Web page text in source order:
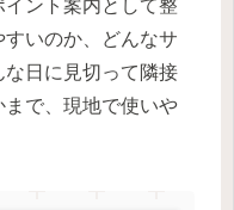
ント案内として整
いのか、どんなサ
日に見切って隣接
で、現地で使いや